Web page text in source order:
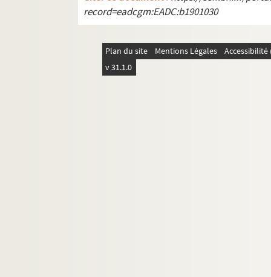
record=eadcgm:EADC:b1901030
Plan du site Mentions Légales
v 31.1.0